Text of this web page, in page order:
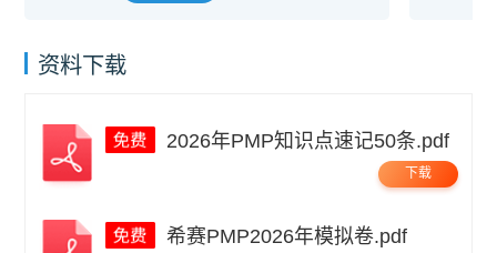
资料下载
2026年PMP知识点速记50条.pdf
下载
希赛PMP2026年模拟卷.pdf